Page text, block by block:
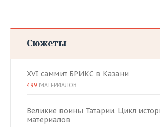
Сюжеты
XVI саммит БРИКС в Казани
499 МАТЕРИАЛОВ
Великие воины Татарии. Цикл
материалов